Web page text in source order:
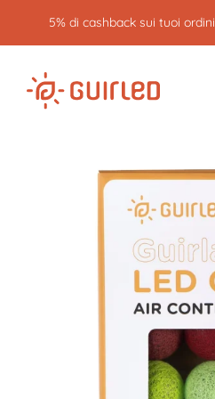
5% di cashback sui tuoi ordini